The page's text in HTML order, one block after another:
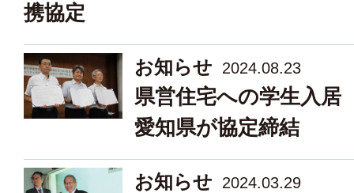
携協定
お知らせ 2024.08.23
県営住宅への学生入
愛知県が協定締結
お知らせ 2024.03.29